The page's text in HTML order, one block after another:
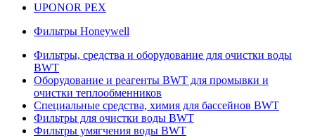
UPONOR PEX
Фильтры Honeywell
Фильтры, средства и оборудование для очистки воды
BWT
Оборудование и реагенты BWT для промывки и
очистки теплообменников
Специальные средства, химия для бассейнов BWT
Фильтры для очистки воды BWT
Фильтры умягчения воды BWT